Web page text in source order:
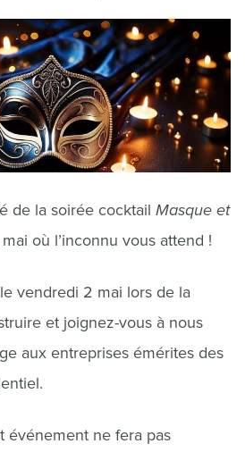
de la soirée cocktail Masque et
où l’inconnu vous attend !
vendredi 2 mai lors de la
et joignez-vous à nous
aux entreprises émérites des
événement ne fera pas